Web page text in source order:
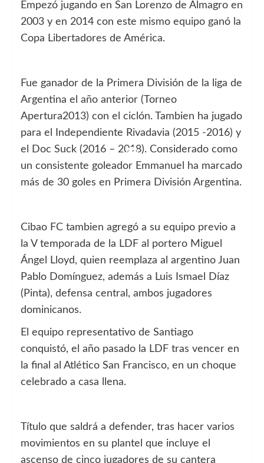
Empezó jugando en San Lorenzo de Almagro en
2003 y en 2014 con este mismo equipo ganó la
Copa Libertadores de América.
Fue ganador de la Primera División de la liga de
Argentina el año anterior (Torneo
Apertura2013) con el ciclón. Tambien ha jugado
para el Independiente Rivadavia (2015 -2016) y
el Doc Suck (2016 – 2018). Considerado como
un consistente goleador Emmanuel ha marcado
más de 30 goles en Primera División Argentina.
Cibao FC tambien agregó a su equipo previo a
la V temporada de la LDF al portero Miguel
Ángel Lloyd, quien reemplaza al argentino Juan
Pablo Domínguez, además a Luis Ismael Díaz
(Pinta), defensa central, ambos jugadores
dominicanos.
El equipo representativo de Santiago
conquistó, el año pasado la LDF tras vencer en
la final al Atlético San Francisco, en un choque
celebrado a casa llena.
Título que saldrá a defender, tras hacer varios
movimientos en su plantel que incluye el
ascenso de cinco jugadores de su cantera